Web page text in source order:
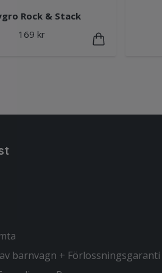
Rock & Stack
169 kr
barnvagn + Förlossningsgaranti